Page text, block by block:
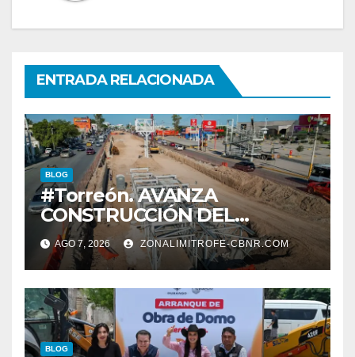
ENTRADA RELACIONADA
BLOG
#Torreón. AVANZA
CONSTRUCCIÓN DEL
SISTEMA VIAL ORIENTE,
SOBRE BULEVAR
REVOLUCIÓN
AGO 7, 2026 ZONALIMITROFE-CBNR.COM
BLOG